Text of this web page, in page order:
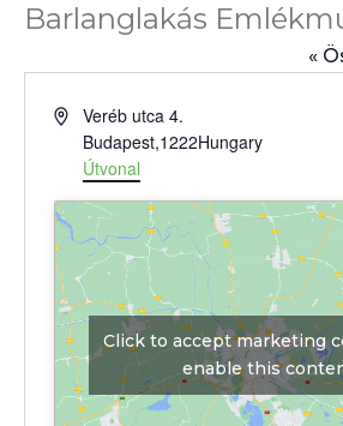
Barlanglakás
«
CímVeréb utca 4.
Budapest,1222Hungary
Útvonal
Click to accept marketing
enable this